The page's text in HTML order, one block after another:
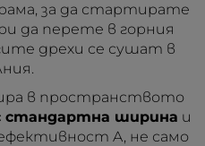
за да стартирате
да перете в горния
дрехи се сушат в
в пространството
стандартна ширина и
A, не само